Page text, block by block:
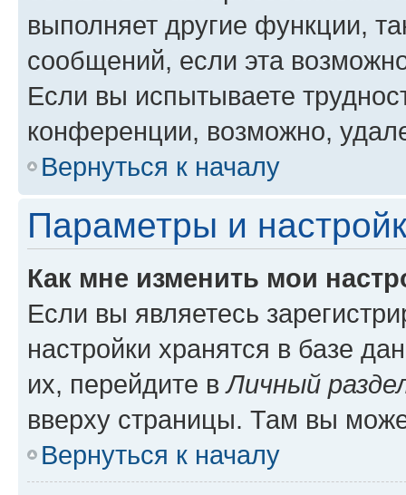
выполняет другие функции,
сообщений, если эта
Если вы испытываете
конференции, возможно,
Вернуться к началу
Параметры и
Как мне изменить мои
Если вы являетесь
настройки хранятся в базе
их, перейдите вЛичный
вверху страницы. Там вы
Вернуться к началу